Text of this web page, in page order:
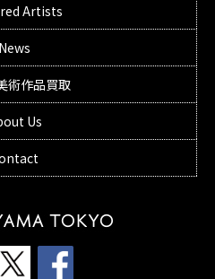
Artists
News
術作品買取
Us